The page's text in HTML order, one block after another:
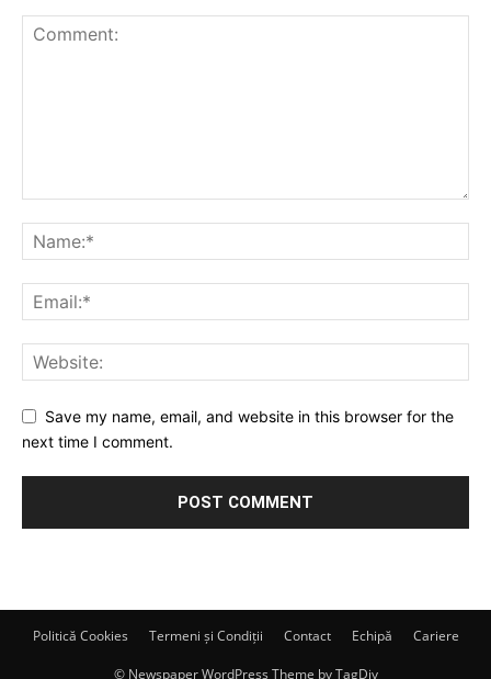
Save my name, email, and website in this browser for the
next time I comment.
Politică Cookies Termeni și Condiții Contact Echipă Cariere
© Newspaper WordPress Theme by TagDiv